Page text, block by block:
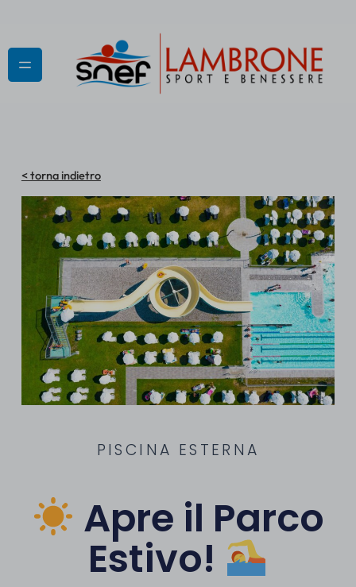
contenuto
< torna indietro
PISCINA ESTERNA
Apre il Parco
Estivo!